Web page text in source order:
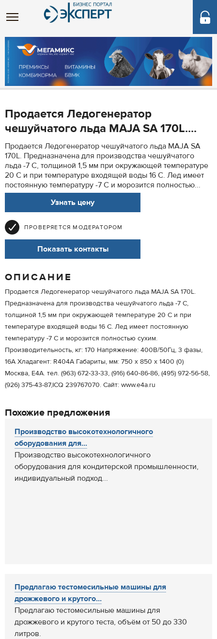
Продается Ледогенератор
чешуйчатого льда MAJA SA 170L....
Продается Ледогенератор чешуйчатого льда MAJA SA
170L. Предназначена для производства чешуйчатого
льда -7 С, толщиной 1,5 мм при окружающей температуре
20 С и при температуре входящей воды 16 С. Лед имеет
постоянную температуру -7 С и морозится полностью...
Узнать цену
ПРОВЕРЯЕТСЯ МОДЕРАТОРОМ
Показать контакты
ОПИСАНИЕ
Продается Ледогенератор чешуйчатого льда MAJA SA 170L.
Предназначена для производства чешуйчатого льда -7 С,
толщиной 1,5 мм при окружающей температуре 20 С и при
температуре входящей воды 16 С. Лед имеет постоянную
температуру -7 С и морозится полностью сухим.
Производительность, кг: 170 Напряжение: 400В/50Гц, 3 фазы,
16А Хладагент: R404A Габариты, мм: 750 х 850 х 1400 (0)
Москва, Е4А. тел. (963) 672-33-33, (916) 640-86-86, (495) 972-56-58,
(926) 375-43-87,IСQ 239767070. Сайт: www.e4a.ru
Похожие предложения
Производство высокотехнологичного
оборудования для...
Производство высокотехнологичного
оборудования для кондитерской промышленности,
индивидуальный подход...
Предлагаю тестомесильные машины для
дрожжевого и крутого...
Предлагаю тестомесильные машины для
дрожжевого и крутого теста, объём от 50 до 330
литров.